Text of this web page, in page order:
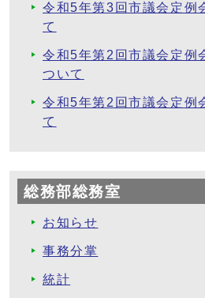
令和5年第3回市議会定例
て
令和5年第2回市議会定例
ついて
令和5年第2回市議会定例
て
総務部総務室
お知らせ
事務分掌
統計